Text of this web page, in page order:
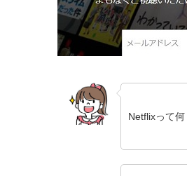
Netflixって何